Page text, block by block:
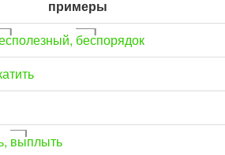
примеры
полезный, беспорядок
выплыть